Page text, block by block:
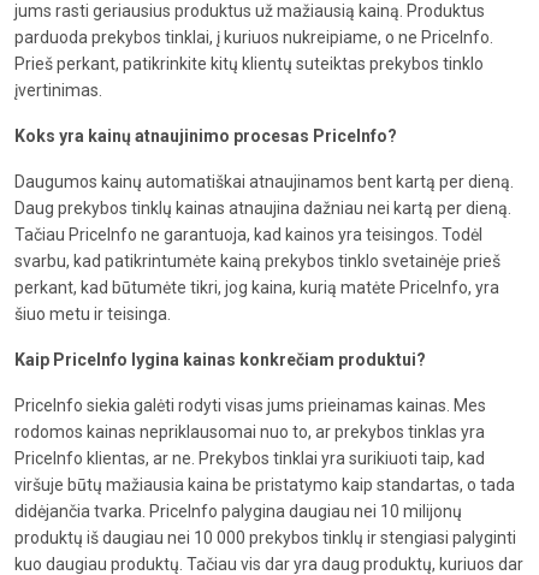
jums rasti geriausius produktus už mažiausią kainą. Produktus
parduoda prekybos tinklai, į kuriuos nukreipiame, o ne PriceInfo.
Prieš perkant, patikrinkite kitų klientų suteiktas prekybos tinklo
įvertinimas.
Koks yra kainų atnaujinimo procesas PriceInfo?
Daugumos kainų automatiškai atnaujinamos bent kartą per dieną.
Daug prekybos tinklų kainas atnaujina dažniau nei kartą per dieną.
Tačiau PriceInfo ne garantuoja, kad kainos yra teisingos. Todėl
svarbu, kad patikrintumėte kainą prekybos tinklo svetainėje prieš
perkant, kad būtumėte tikri, jog kaina, kurią matėte PriceInfo, yra
šiuo metu ir teisinga.
Kaip PriceInfo lygina kainas konkrečiam produktui?
PriceInfo siekia galėti rodyti visas jums prieinamas kainas. Mes
rodomos kainas nepriklausomai nuo to, ar prekybos tinklas yra
PriceInfo klientas, ar ne. Prekybos tinklai yra surikiuoti taip, kad
viršuje būtų mažiausia kaina be pristatymo kaip standartas, o tada
didėjančia tvarka. PriceInfo palygina daugiau nei 10 milijonų
produktų iš daugiau nei 10 000 prekybos tinklų ir stengiasi palyginti
kuo daugiau produktų. Tačiau vis dar yra daug produktų, kuriuos dar